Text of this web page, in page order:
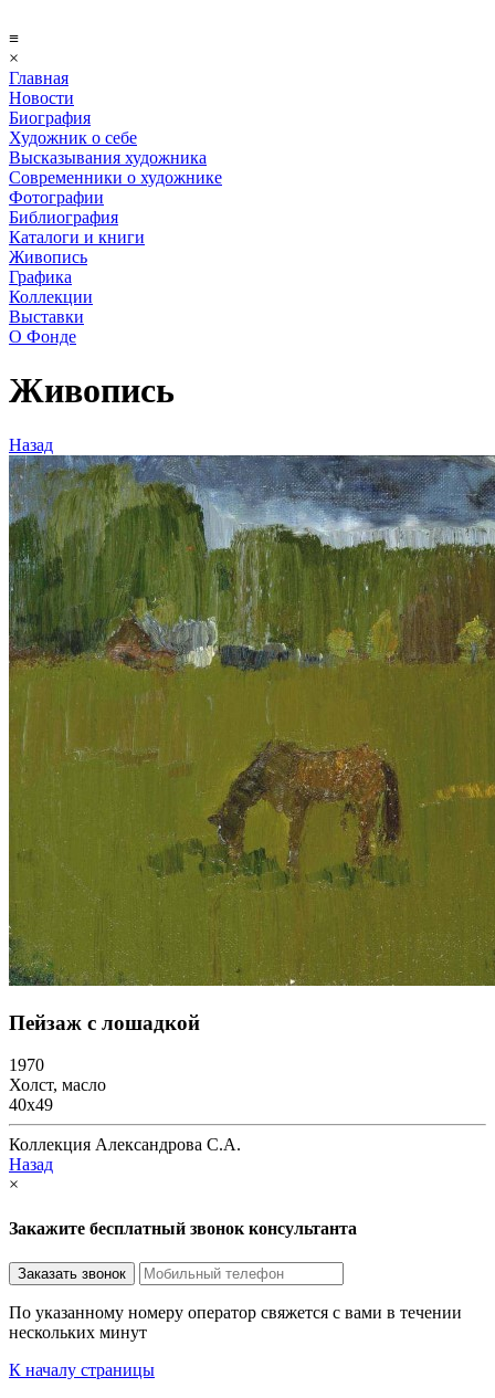
≡
×
Главная
Новости
Биография
Художник о себе
Выcказывания художника
Современники о художнике
Фотографии
Библиография
Каталоги и книги
Живопись
Графика
Коллекции
Выставки
О Фонде
Живопись
Назад
Пейзаж с лошадкой
1970
Холст, масло
40х49
Коллекция Александрова С.А.
Назад
×
Закажите бесплатный звонок консультанта
По указанному номеру оператор свяжется с вами в течении
нескольких минут
К началу страницы